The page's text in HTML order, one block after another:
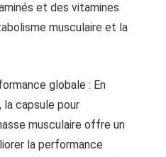
et des vitamines
musculaire et la
globale : En
capsule pour
musculaire offre un
la performance